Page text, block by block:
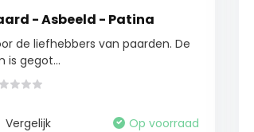
- Asbeeld - Patina
de liefhebbers van paarden. De
is gegot...
Vergelijk Op voorraad